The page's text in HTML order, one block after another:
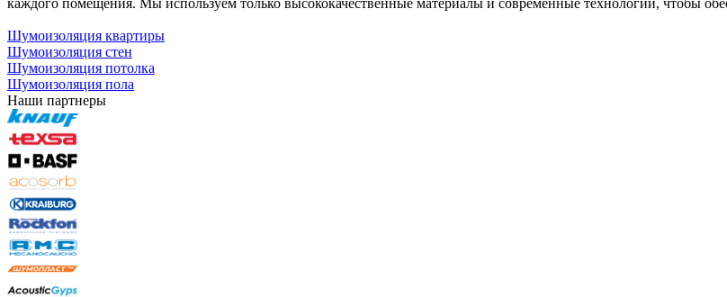
каждого помещения. Мы используем только высококачественные материалы и современные технологии, чтобы
Шумоизоляция квартиры
Шумоизоляция стен
Шумоизоляция потолка
Шумоизоляция пола
Наши партнеры